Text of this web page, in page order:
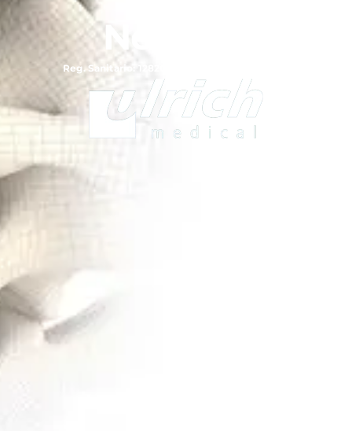
Neon³™
Reg. Sanitario: 1282C2018SSA / 1307E2018SSA